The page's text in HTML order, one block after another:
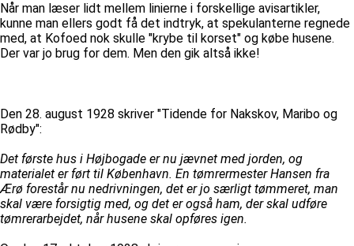
Når man læser lidt mellem linierne i forskellige avisartikler,
kunne man ellers godt få det indtryk, at spekulanterne regnede
med, at Kofoed nok skulle "krybe til korset" og købe husene.
Der var jo brug for dem. Men den gik altså ikke!
Den 28. august 1928 skriver "Tidende for Nakskov, Maribo og
Rødby":
Det første hus i Højbogade er nu jævnet med jorden, og
materialet er ført til København. En tømrermester Hansen fra
Ærø forestår nu nedrivningen, det er jo særligt tømmeret, man
skal være forsigtig med, og det er også ham, der skal udføre
tømrerarbejdet, når husene skal opføres igen.